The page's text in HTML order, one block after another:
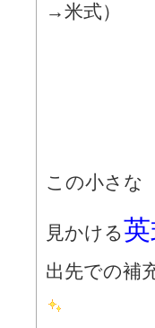
→米式）
この小さな
見かける
出先での補